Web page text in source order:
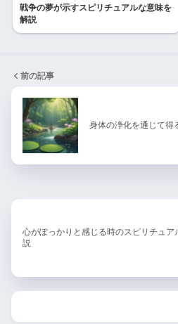
戦争の夢が示すスピリチュアルな意味を
解説
前の記事
身体の浄化を通じて得
心がぽっかりと感じる時のスピリチュア
説